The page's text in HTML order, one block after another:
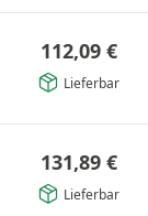
112,09 €
Lieferbar
131,89 €
Lieferbar